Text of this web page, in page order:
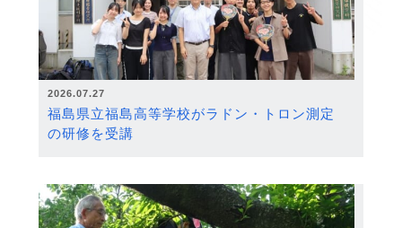
2026.07.27
福島県立福島高等学校がラドン・トロン測定
の研修を受講